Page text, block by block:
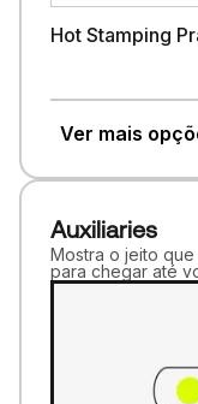
Hot Stamping
Ver mais
Auxiliaries
Mostra o jeito
para chegar até